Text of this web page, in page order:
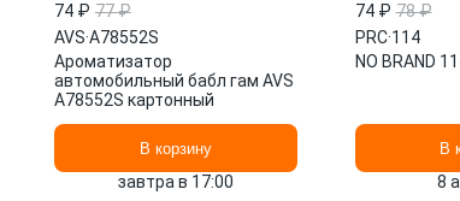
74 ₽ 77 ₽
AVS·A78552S
Ароматизатор
автомобильный бабл гам AVS
A78552S картонный
В корзину
завтра в 17:00
74 ₽ 78 ₽
PRC·114
NO BRAND
В
8